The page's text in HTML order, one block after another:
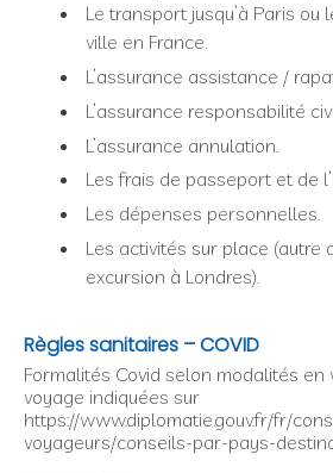
Le transport jusqu’à Paris ou
ville en France.
L’assurance assistance /
L’assurance responsabilité
L’assurance annulation.
Les frais de passeport et de
Les dépenses personnelles.
Les activités sur place (autre
excursion à Londres).
Règles sanitaires – COVID
Formalités Covid selon modalités en
voyage indiquées sur
https://www.diplomatie.gouv.fr/fr/
voyageurs/conseils-par-pays-